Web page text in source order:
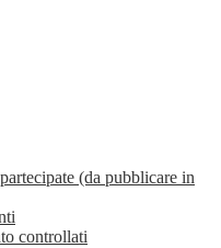
(da pubblicare in
controllati